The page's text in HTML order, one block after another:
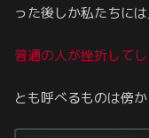
った後しか私たちには
普通の人が挫折して
とも呼べるものは傍